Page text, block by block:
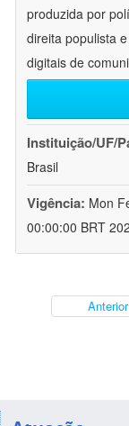
produzida por
direita populista
digitais de
Instituição/UF/
Brasil
Vigência: Mon
00:00:00 BRT
Anterior